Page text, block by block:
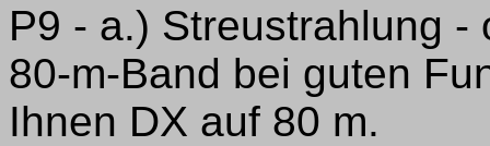
P9 - a.) Streustrahlung
80-m-Band bei guten
Ihnen DX auf 80 m.